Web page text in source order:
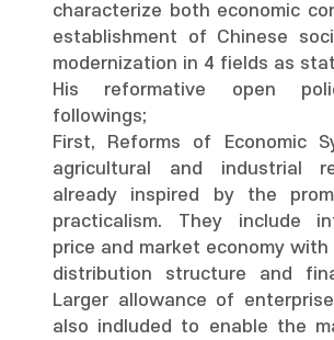
characterize both economic
establishment of Chinese
modernization in 4 fields as
His reformative open
followings;
First, Reforms of Economic
agricultural and industrial
already inspired by the
practicalism. They include
price and market economy
distribution structure and
Larger allowance of
also indluded to enable the